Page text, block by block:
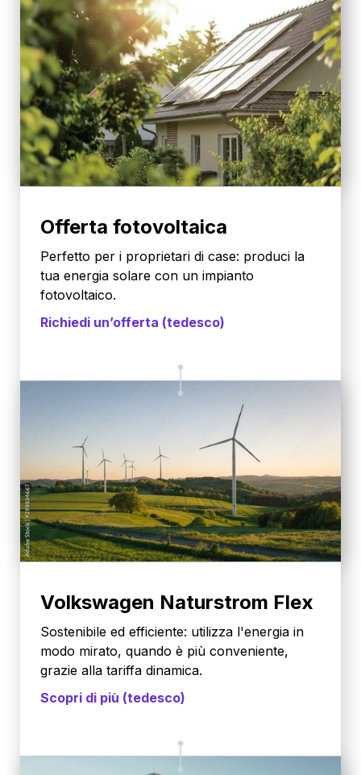
Offerta fotovoltaica
Perfetto per i proprietari di case: produci la
tua energia solare con un impianto
fotovoltaico.
Richiedi un’offerta (tedesco)
Volkswagen Naturstrom Flex
Sostenibile ed efficiente: utilizza l'energia in
modo mirato, quando è più conveniente,
grazie alla tariffa dinamica.
Scopri di più (tedesco)